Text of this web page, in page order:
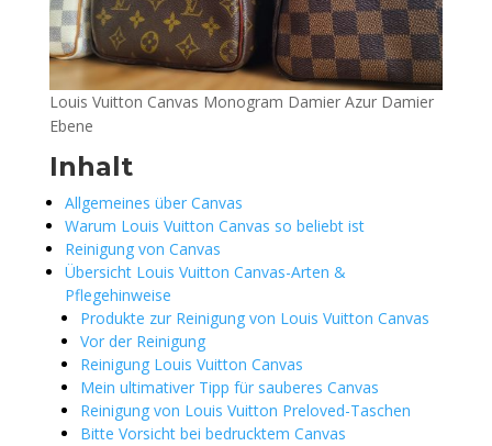
Louis Vuitton Canvas Monogram Damier Azur Damier
Ebene
Inhalt
Allgemeines über Canvas
Warum Louis Vuitton Canvas so beliebt ist
Reinigung von Canvas
Übersicht Louis Vuitton Canvas-Arten &
Pflegehinweise
Produkte zur Reinigung von Louis Vuitton Canvas
Vor der Reinigung
Reinigung Louis Vuitton Canvas
Mein ultimativer Tipp für sauberes Canvas
Reinigung von Louis Vuitton Preloved-Taschen
Bitte Vorsicht bei bedrucktem Canvas